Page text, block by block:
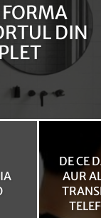
DIN
DE CE
AUR